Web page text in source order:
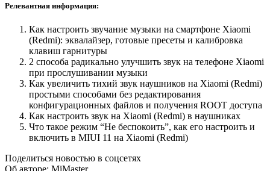
Релевантная информация:
Как настроить звучание музыки на смартфоне Xiaomi
(Redmi): эквалайзер, готовые пресеты и калибровка
клавиш гарнитуры
2 способа радикально улучшить звук на телефоне Xiaomi
при прослушивании музыки
Как увеличить тихий звук наушников на Xiaomi (Redmi)
простыми способами без редактирования
конфигурационных файлов и получения ROOT доступа
Как настроить звук на Xiaomi (Redmi) в наушниках
Что такое режим “Не беспокоить”, как его настроить и
включить в MIUI 11 на Xiaomi (Redmi)
Поделиться новостью в соцсетях
Об авторе: MiMaster